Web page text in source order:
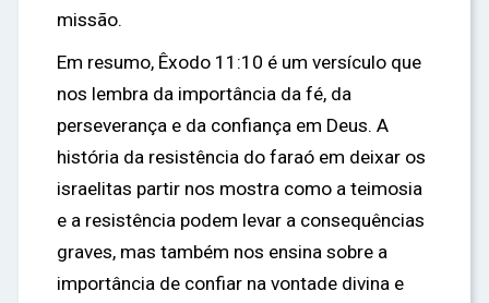
missão.
Em resumo, Êxodo 11:10 é um versículo que
nos lembra da importância da fé, da
perseverança e da confiança em Deus. A
história da resistência do faraó em deixar os
israelitas partir nos mostra como a teimosia
e a resistência podem levar a consequências
graves, mas também nos ensina sobre a
importância de confiar na vontade divina e